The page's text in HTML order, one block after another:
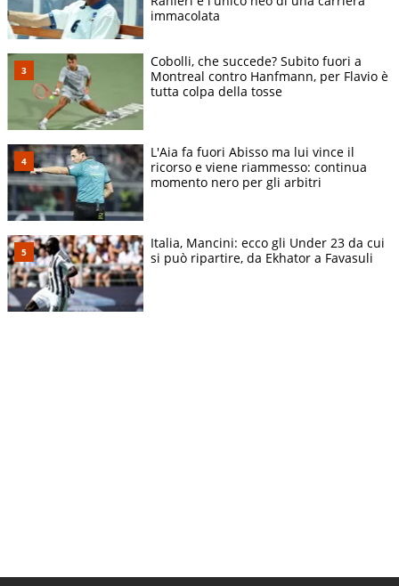
immacolata
Cobolli, che succede? Subito fuori a
Montreal contro Hanfmann, per Flavio è
tutta colpa della tosse
L'Aia fa fuori Abisso ma lui vince il
ricorso e viene riammesso: continua
momento nero per gli arbitri
Italia, Mancini: ecco gli Under 23 da cui
si può ripartire, da Ekhator a Favasuli